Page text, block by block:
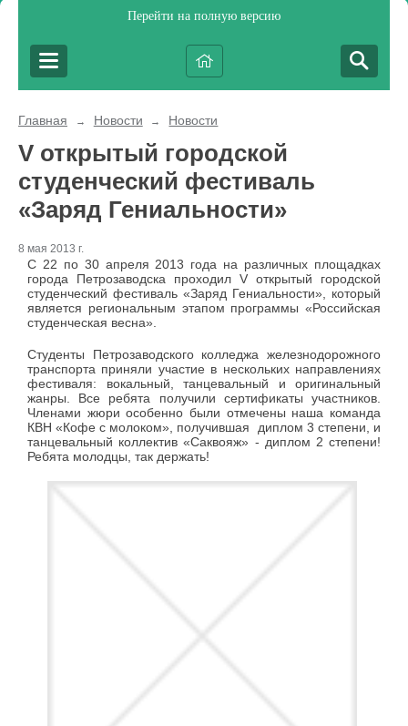
Перейти на полную версию
Главная → Новости → Новости
V открытый городской
студенческий фестиваль
«Заряд Гениальности»
8 мая 2013 г.
С 22 по 30 апреля 2013 года на различных площадках
города Петрозаводска проходил V открытый городской
студенческий фестиваль «Заряд Гениальности», который
является региональным этапом программы «Российская
студенческая весна».
Студенты Петрозаводского колледжа железнодорожного
транспорта приняли участие в нескольких направлениях
фестиваля: вокальный, танцевальный и оригинальный
жанры. Все ребята получили сертификаты участников.
Членами жюри особенно были отмечены наша команда
КВН «Кофе с молоком», получившая диплом 3 степени, и
танцевальный коллектив «Саквояж» - диплом 2 степени!
Ребята молодцы, так держать!